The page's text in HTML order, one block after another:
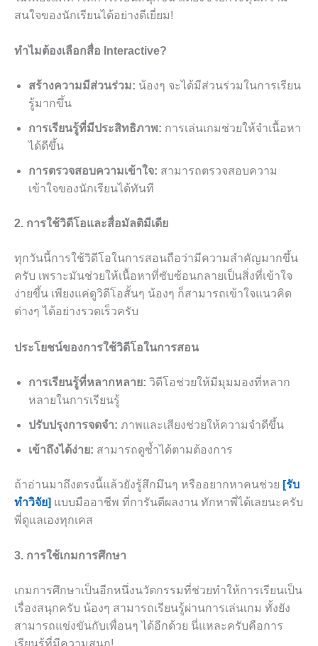
สนใจของนักเรียนได้อย่างดีเยี่ยม!
ทำไมต้องเลือกสื่อ Interactive?
สร้างความมีส่วนร่วม: น้องๆ จะได้มีส่วนร่วมในการเรียน
รู้มากขึ้น
การเรียนรู้ที่มีประสิทธิภาพ: การเล่นเกมช่วยให้จำเนื้อหา
ได้ดีขึ้น
การตรวจสอบความเข้าใจ: สามารถตรวจสอบความ
เข้าใจของนักเรียนได้ทันที
2. การใช้วิดีโอและสื่อมัลติมีเดีย
ทุกวันนี้การใช้วิดีโอในการสอนถือว่ามีความสำคัญมากขึ้น
ครับ เพราะมันช่วยให้เนื้อหาที่ซับซ้อนกลายเป็นสิ่งที่เข้าใจ
ง่ายขึ้น เพียงแค่ดูวิดีโอสั้นๆ น้องๆ ก็สามารถเข้าใจแนวคิด
ต่างๆ ได้อย่างรวดเร็วครับ
ประโยชน์ของการใช้วิดีโอในการสอน
การเรียนรู้ที่หลากหลาย: วิดีโอช่วยให้มีมุมมองที่หลาก
หลายในการเรียนรู้
ปรับปรุงการจดจำ: ภาพและเสียงช่วยให้ความจำดีขึ้น
เข้าถึงได้ง่าย: สามารถดูซ้ำได้ตามต้องการ
ถ้าอ่านมาถึงตรงนี้แล้วยังรู้สึกมึนๆ หรืออยากหาคนช่วย [รับ
ทำวิจัย] แบบมืออาชีพ ที่การันตีผลงาน ทักหาพี่ได้เลยนะครับ
พี่ดูแลเองทุกเคส
3. การใช้เกมการศึกษา
เกมการศึกษาเป็นอีกหนึ่งนวัตกรรมที่ช่วยทำให้การเรียนเป็น
เรื่องสนุกครับ น้องๆ สามารถเรียนรู้ผ่านการเล่นเกม ทั้งยัง
สามารถแข่งขันกับเพื่อนๆ ได้อีกด้วย นี่แหละครับคือการ